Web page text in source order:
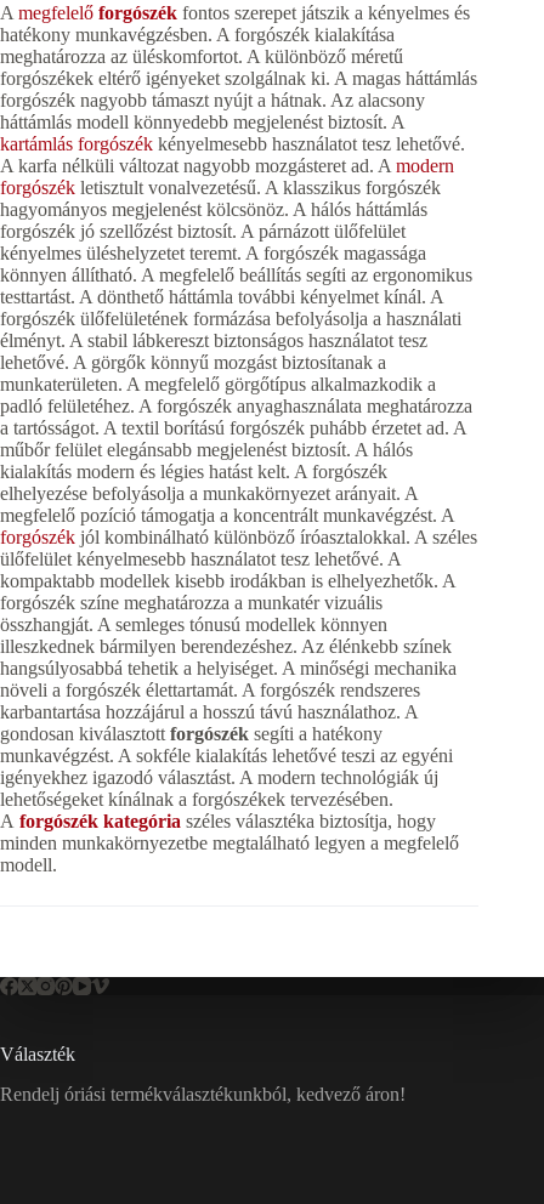
A megfelelő forgószék fontos szerepet játszik a kényelmes és
hatékony munkavégzésben. A forgószék kialakítása
meghatározza az üléskomfortot. A különböző méretű
forgószékek eltérő igényeket szolgálnak ki. A magas háttámlás
forgószék nagyobb támaszt nyújt a hátnak. Az alacsony
háttámlás modell könnyedebb megjelenést biztosít. A
kartámlás forgószék kényelmesebb használatot tesz lehetővé.
A karfa nélküli változat nagyobb mozgásteret ad. A modern
forgószék letisztult vonalvezetésű. A klasszikus forgószék
hagyományos megjelenést kölcsönöz. A hálós háttámlás
forgószék jó szellőzést biztosít. A párnázott ülőfelület
kényelmes üléshelyzetet teremt. A forgószék magassága
könnyen állítható. A megfelelő beállítás segíti az ergonomikus
testtartást. A dönthető háttámla további kényelmet kínál. A
forgószék ülőfelületének formázása befolyásolja a használati
élményt. A stabil lábkereszt biztonságos használatot tesz
lehetővé. A görgők könnyű mozgást biztosítanak a
munkaterületen. A megfelelő görgőtípus alkalmazkodik a
padló felületéhez. A forgószék anyaghasználata meghatározza
a tartósságot. A textil borítású forgószék puhább érzetet ad. A
műbőr felület elegánsabb megjelenést biztosít. A hálós
kialakítás modern és légies hatást kelt. A forgószék
elhelyezése befolyásolja a munkakörnyezet arányait. A
megfelelő pozíció támogatja a koncentrált munkavégzést. A
forgószék jól kombinálható különböző íróasztalokkal. A széles
ülőfelület kényelmesebb használatot tesz lehetővé. A
kompaktabb modellek kisebb irodákban is elhelyezhetők. A
forgószék színe meghatározza a munkatér vizuális
összhangját. A semleges tónusú modellek könnyen
illeszkednek bármilyen berendezéshez. Az élénkebb színek
hangsúlyosabbá tehetik a helyiséget. A minőségi mechanika
növeli a forgószék élettartamát. A forgószék rendszeres
karbantartása hozzájárul a hosszú távú használathoz. A
gondosan kiválasztott forgószék segíti a hatékony
munkavégzést. A sokféle kialakítás lehetővé teszi az egyéni
igényekhez igazodó választást. A modern technológiák új
lehetőségeket kínálnak a forgószékek tervezésében.
A forgószék kategória széles választéka biztosítja, hogy
minden munkakörnyezetbe megtalálható legyen a megfelelő
modell.
Választék
Rendelj óriási termékválasztékunkból, kedvező áron!